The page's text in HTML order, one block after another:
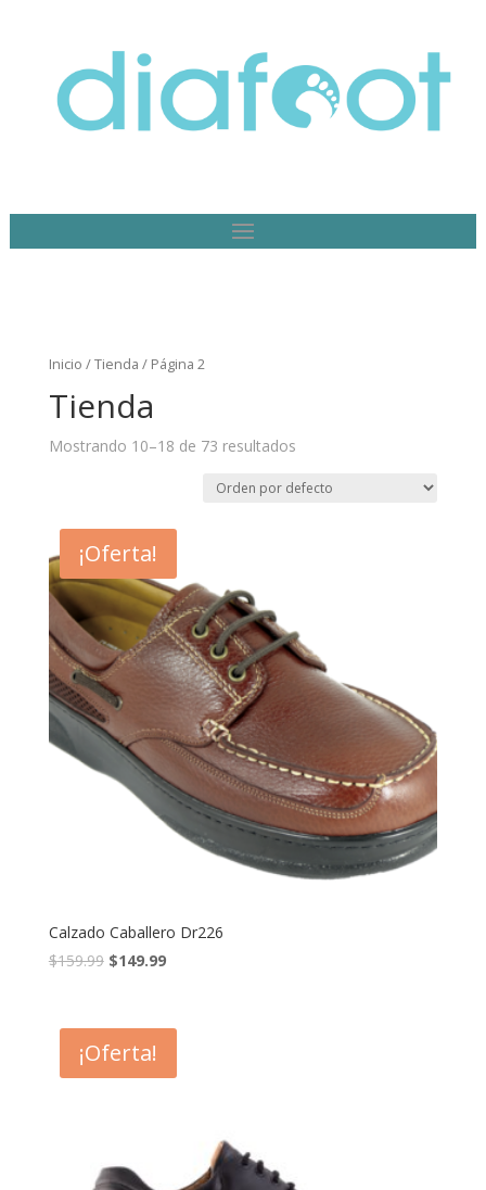
Inicio /Tienda / Página 2
Tienda
Mostrando 10–18 de 73 resultados
¡Oferta!
Calzado Caballero Dr226
$159.99 $149.99
¡Oferta!